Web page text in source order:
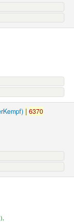
| 6370